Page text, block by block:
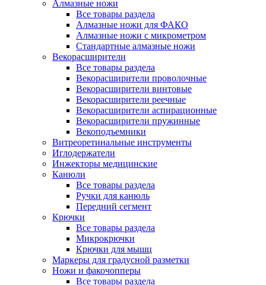
Алмазные ножи
Все товары раздела
Алмазные ножи для ФАКО
Алмазные ножи с микрометром
Стандартные алмазные ножи
Векорасширители
Все товары раздела
Векорасширители проволочные
Векорасширители винтовые
Векорасширители реечные
Векорасширители аспирационные
Векорасширители пружинные
Векоподъемники
Витреоретинальные инструменты
Иглодержатели
Инжекторы медицинские
Канюли
Все товары раздела
Ручки для канюль
Передний сегмент
Крючки
Все товары раздела
Микрокрючки
Крючки для мышц
Маркеры для градусной разметки
Ножи и факочопперы
Все товары раздела